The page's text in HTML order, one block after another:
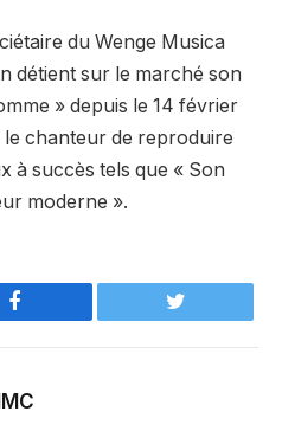
du Wenge Musica
détient sur le marché son
» depuis le 14 février
chanteur de reproduire
à succès tels que « Son
moderne ».
Facebook Twitter